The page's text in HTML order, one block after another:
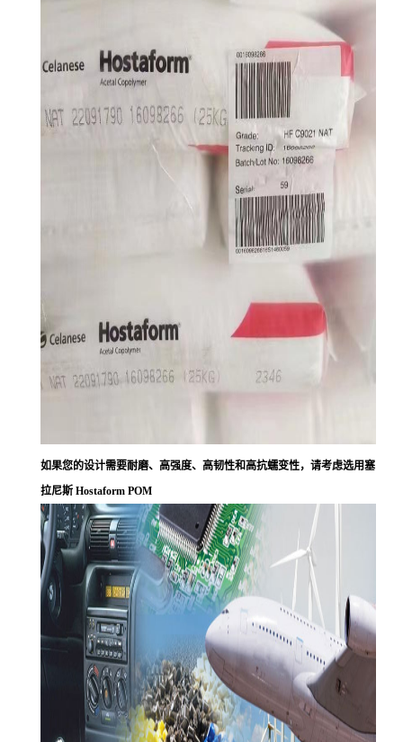
如果您的设计需要耐磨、高强度、高韧性和高抗蠕变性，请考虑选用塞
拉尼斯 Hostaform POM